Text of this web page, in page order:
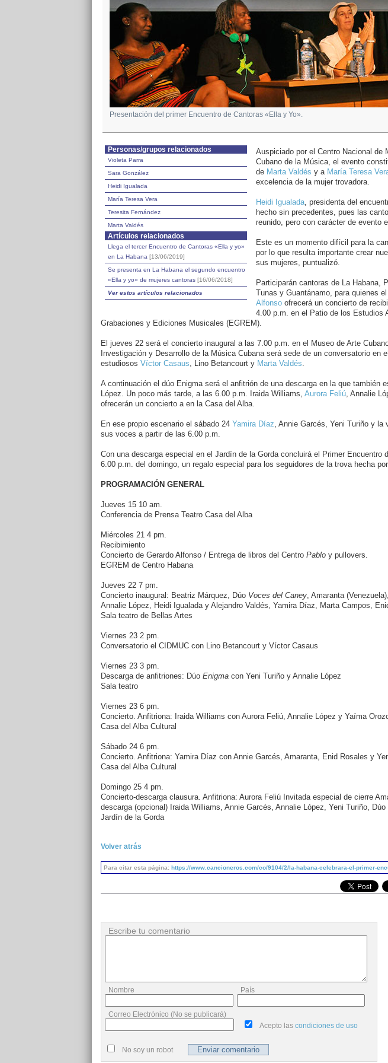
Presentación del primer Encuentro de Cantoras «Ella y Yo».
Personas/grupos relacionados
Violeta Parra
Sara González
Heidi Igualada
María Teresa Vera
Teresita Fernández
Marta Valdés
Artículos relacionados
Llega el tercer Encuentro de Cantoras «Ella y yo»
en La Habana [13/06/2019]
Se presenta en La Habana el segundo encuentro
«Ella y yo» de mujeres cantoras [16/06/2018]
Ver estos artículos relacionados
Auspiciado por el Centro Nacional de
Cubano de la Música, el evento
de Marta Valdés y a María Teresa
excelencia de la mujer trovadora.
Heidi Igualada, presidenta del
hecho sin precedentes, pues las
reunido, pero con carácter de evento
Este es un momento difícil para la
por lo que resulta importante crear
sus mujeres, puntualizó.
Participarán cantoras de La Habana,
Tunas y Guantánamo, para quienes
Alfonsoofrecerá un concierto de
4.00 p.m. en el Patio de los Estudios
Grabaciones y Ediciones Musicales (EGREM).
El jueves 22 será el concierto inaugural a las 7.00 p.m. en el Museo de Arte
Investigación y Desarrollo de la Música Cubana será sede de un conversatorio en
estudiosos Víctor Casaus, Lino Betancourt y Marta Valdés.
A continuación el dúo Enigma será el anfitrión de una descarga en la que también
López. Un poco más tarde, a las 6.00 p.m. Iraida Williams, Aurora Feliú, Annalie
ofrecerán un concierto a en la Casa del Alba.
En ese propio escenario el sábado 24 Yamira Díaz, Annie Garcés, Yeni Turiño y la
sus voces a partir de las 6.00 p.m.
Con una descarga especial en el Jardín de la Gorda concluirá el Primer Encuentro
6.00 p.m. del domingo, un regalo especial para los seguidores de la trova hecha
PROGRAMACIÓN GENERAL
Jueves 15 10 am.
Conferencia de Prensa Teatro Casa del Alba
Miércoles 21 4 pm.
Recibimiento
Concierto de Gerardo Alfonso / Entrega de libros del Centro Pabloy pullovers.
EGREM de Centro Habana
Jueves 22 7 pm.
Concierto inaugural: Beatriz Márquez, Dúo Voces del Caney, Amaranta
Annalie López, Heidi Igualada y Alejandro Valdés, Yamira Díaz, Marta Campos,
Sala teatro de Bellas Artes
Viernes 23 2 pm.
Conversatorio el CIDMUC con Lino Betancourt y Víctor Casaus
Viernes 23 3 pm.
Descarga de anfitriones: Dúo Enigmacon Yeni Turiño y Annalie López
Sala teatro
Viernes 23 6 pm.
Concierto. Anfitriona: Iraida Williams con Aurora Feliú, Annalie López y Yaíma
Casa del Alba Cultural
Sábado 24 6 pm.
Concierto. Anfitriona: Yamira Díaz con Annie Garcés, Amaranta, Enid Rosales y
Casa del Alba Cultural
Domingo 25 4 pm.
Concierto-descarga clausura. Anfitriona: Aurora Feliú Invitada especial de cierre
descarga (opcional) Iraida Williams, Annie Garcés, Annalie López, Yeni Turiño, Dúo
Jardín de la Gorda
Volver atrás
Para citar esta página: https://www.cancioneros.com/co/9104/2/la-habana-celebrara-el-primer-
Escribe tu comentario
Nombre País
Correo Electrónico (No se publicará)
Acepto las condiciones de uso
No soy un robot